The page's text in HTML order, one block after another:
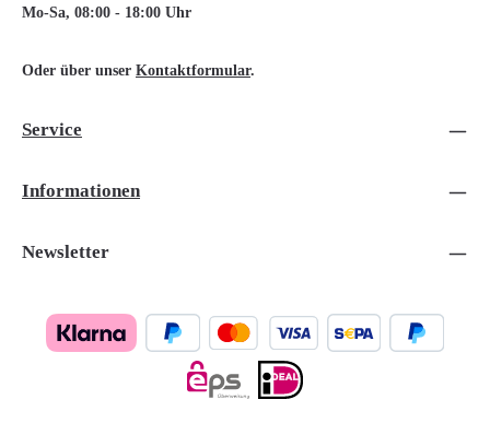
Mo-Sa, 08:00 - 18:00 Uhr
Oder über unser Kontaktformular.
Service
Informationen
Newsletter